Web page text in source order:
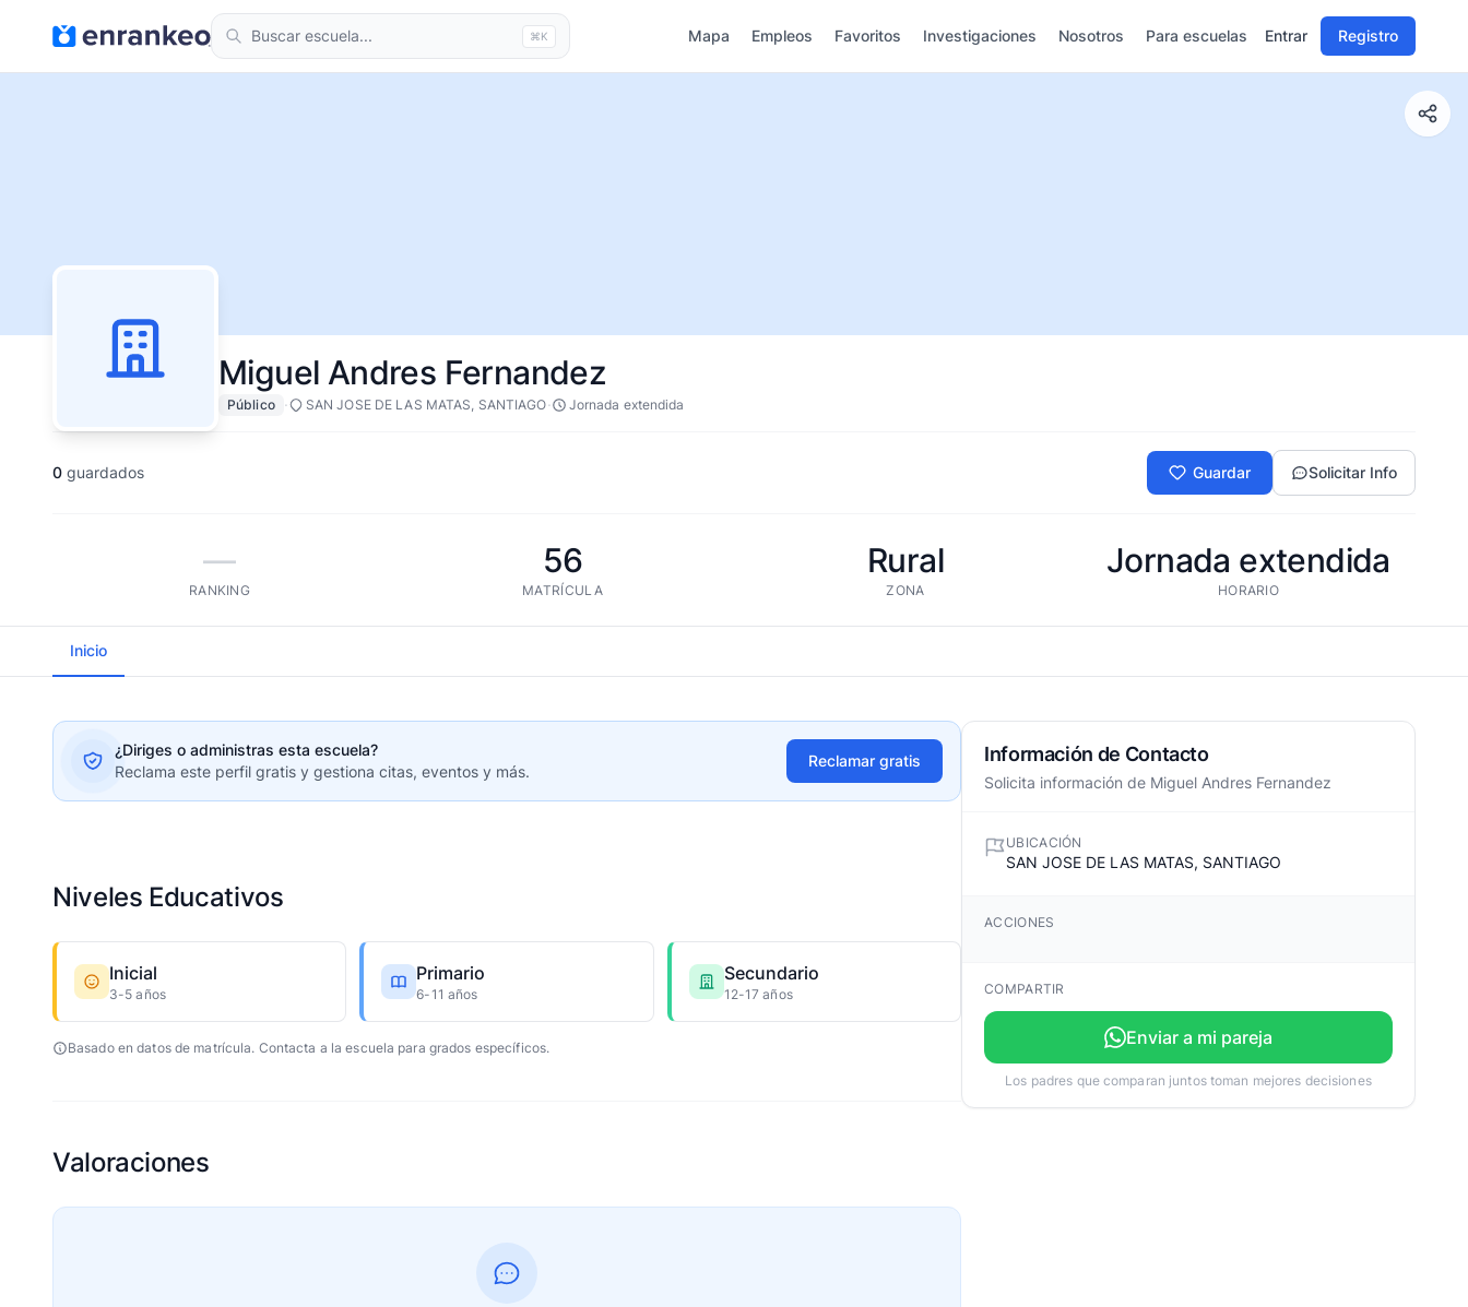
⌘K Mapa Empleos Favoritos Investigaciones Nosotros Para escuelas Entrar Registro
Miguel Andres Fernandez
Público · SAN JOSE DE LAS MATAS, SANTIAGO· Jornada extendida
0 guardados Guardar Solicitar Info
—
RANKING
56
MATRÍCULA
Rural
ZONA
Jornada extendida
HORARIO
Inicio
¿Diriges o administras esta escuela?
Reclama este perfil gratis y gestiona citas, eventos y más.
Reclamar gratis
Niveles Educativos
Inicial
3-5 años
Primario
6-11 años
Secundario
12-17 años
Basado en datos de matrícula. Contacta a la escuela para grados específicos.
Valoraciones
Información de Contacto
Solicita información de Miguel Andres Fernandez
UBICACIÓN
SAN JOSE DE LAS MATAS, SANTIAGO
ACCIONES
COMPARTIR
Enviar a mi pareja
Los padres que comparan juntos toman mejores decisiones